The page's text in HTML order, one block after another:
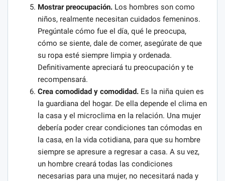
Mostrar preocupación. Los hombres son como
niños, realmente necesitan cuidados femeninos.
Pregúntale cómo fue el día, qué le preocupa,
cómo se siente, dale de comer, asegúrate de que
su ropa esté siempre limpia y ordenada.
Definitivamente apreciará tu preocupación y te
recompensará.
Crea comodidad y comodidad. Es la niña quien es
la guardiana del hogar. De ella depende el clima en
la casa y el microclima en la relación. Una mujer
debería poder crear condiciones tan cómodas en
la casa, en la vida cotidiana, para que su hombre
siempre se apresure a regresar a casa. A su vez,
un hombre creará todas las condiciones
necesarias para una mujer, no necesitará nada y